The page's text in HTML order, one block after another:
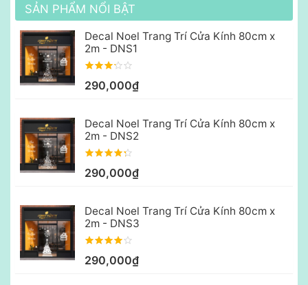
SẢN PHẨM NỔI BẬT
Decal Noel Trang Trí Cửa Kính 80cm x
2m - DNS1
290,000₫
Decal Noel Trang Trí Cửa Kính 80cm x
2m - DNS2
290,000₫
Decal Noel Trang Trí Cửa Kính 80cm x
2m - DNS3
290,000₫